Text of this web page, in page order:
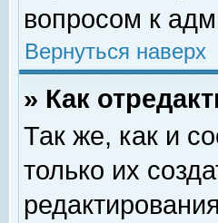
вопросом к
Вернуться наверх
» Как
Так же, как и
только их